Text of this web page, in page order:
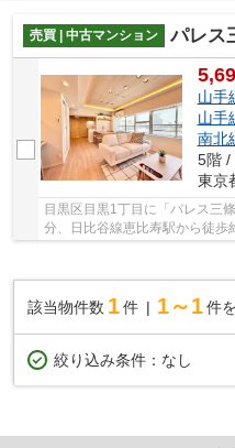
売買 | 中古マンション パレス
山手
山手
南北
5階 /
東京
目黒区目黒1丁目に「パレス三
分、日比谷線恵比寿駅から徒
該当物件数 1件 1～1 件
絞り込み条件： なし